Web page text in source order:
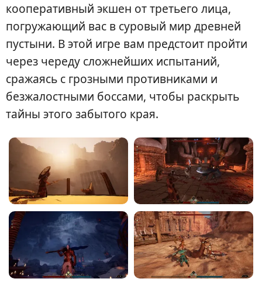
кооперативный экшен от третьего лица,
погружающий вас в суровый мир древней
пустыни. В этой игре вам предстоит пройти
через череду сложнейших испытаний,
сражаясь с грозными противниками и
безжалостными боссами, чтобы раскрыть
тайны этого забытого края.